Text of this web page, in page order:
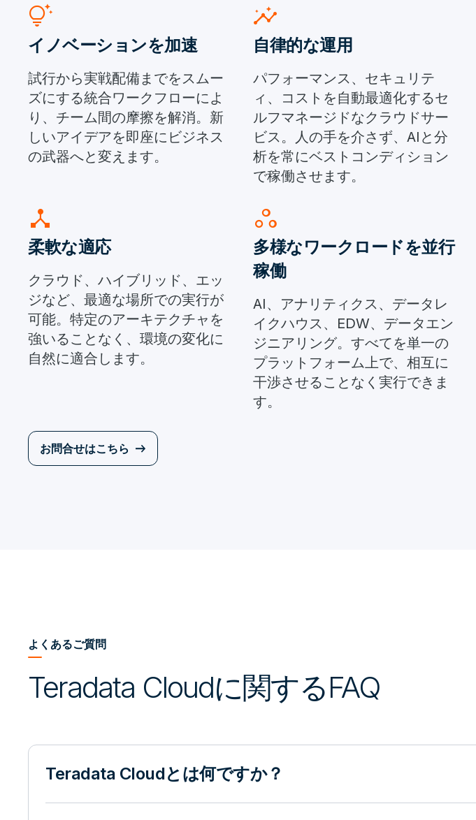
tips_and_updates
イノベーションを加速
試行から実戦配備までをスムー
ズにする統合ワークフローによ
り、チーム間の摩擦を解消。新
しいアイデアを即座にビジネス
の武器へと変えます。
insights
自律的な運用
パフォーマンス、セキュリテ
ィ、コストを自動最適化するセ
ルフマネージドなクラウドサー
ビス。人の手を介さず、AIと分
析を常にベストコンディション
で稼働させます。
device_hub
柔軟な適応
クラウド、ハイブリッド、エッ
ジなど、最適な場所での実行が
可能。特定のアーキテクチャを
強いることなく、環境の変化に
自然に適合します。
workspaces
多様なワークロードを並行
稼働
AI、アナリティクス、データレ
イクハウス、EDW、データエン
ジニアリング。すべてを単一の
プラットフォーム上で、相互に
干渉させることなく実行できま
す。
お問合せはこちら
よくあるご質問
Teradata Cloudに関するFAQ
Teradata Cloudとは何ですか？